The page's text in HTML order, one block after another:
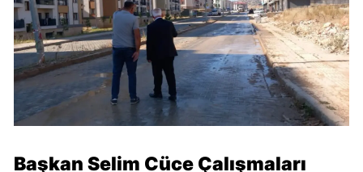
Başkan Selim Cüce Çalışmaları